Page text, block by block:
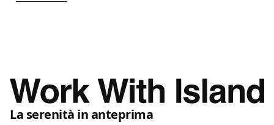
La serenità in anteprima